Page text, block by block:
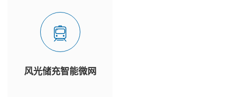
风光储充智能微网